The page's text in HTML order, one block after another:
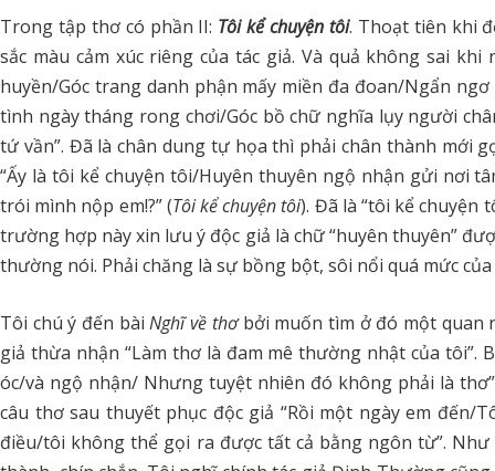
Trong tập thơ có phần II: Tôi kể chuyện tôi. Thoạt tiên khi
sắc màu cảm xúc riêng của tác giả. Và quả không sai
huyền/Góc trang danh phận mấy miền đa đoan/Ngẩn
tình ngày tháng rong chơi/Góc bồ chữ nghĩa lụy người
tứ vần”. Đã là chân dung tự họa thì phải chân thành mới
“Ấy là tôi kể chuyện tôi/Huyên thuyên ngộ nhận gửi nơi
trói mình nộp em!?” (Tôi kể chuyện tôi). Đã là “tôi kể chuyện
trường hợp này xin lưu ý độc giả là chữ “huyên thuyên”
thường nói. Phải chăng là sự bồng bột, sôi nổi quá mức
Tôi chú ý đến bàiNghĩ về thơbởi muốn tìm ở đó một quan
giả thừa nhận “Làm thơ là đam mê thường nhật của
óc/và ngộ nhận/ Nhưng tuyệt nhiên đó không phải là
câu thơ sau thuyết phục độc giả “Rồi một ngày em đến/
điều/tôi không thể gọi ra được tất cả bằng ngôn từ”.